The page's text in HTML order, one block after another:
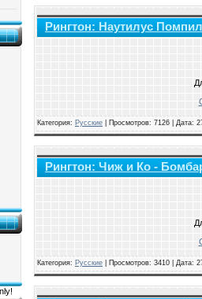
Рингтон: Наутилус
Категория: Русские Просмотров: 7126 | Дата:
Рингтон: Чиж и Ко -
Категория: Русские Просмотров: 3410 | Дата: